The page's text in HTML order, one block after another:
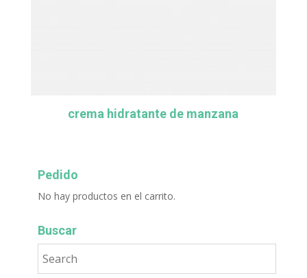
crema hidratante de manzana
Pedido
No hay productos en el carrito.
Buscar